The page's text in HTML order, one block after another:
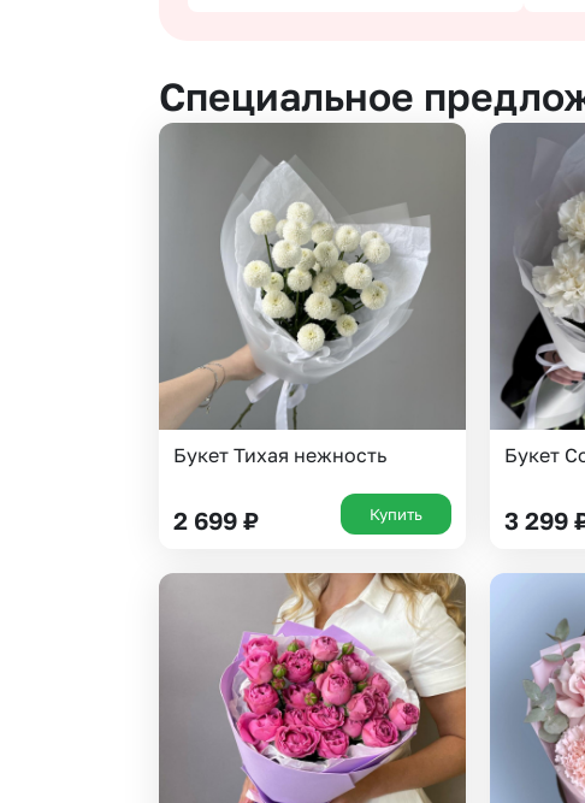
Или
Специальное
Букет Тихая нежность
2 699 ₽ Купить
Букет
3 299